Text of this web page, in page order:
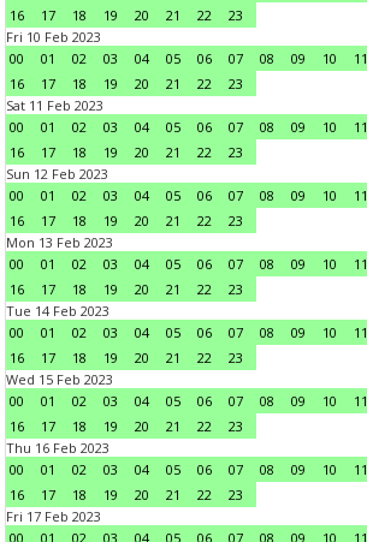
16
17 18 19 20 21 22
23
Fri 10 Feb 2023
00
01 02 03 04 05 06 07 08 09 10 11
16
17 18 19 20 21 22
23
Sat 11 Feb 2023
00
01 02 03 04 05 06 07 08 09 10 11
16
17 18 19 20 21 22
23
Sun 12 Feb 2023
00
01 02 03 04 05 06 07 08 09 10 11
16
17 18 19 20 21 22
23
Mon 13 Feb 2023
00
01 02 03 04 05 06 07 08 09 10 11
16
17 18 19 20 21 22
23
Tue 14 Feb 2023
00
01 02 03 04 05 06 07 08 09 10 11
16
17 18 19 20 21 22
23
Wed 15 Feb 2023
00
01 02 03 04 05 06 07 08 09 10 11
16
17 18 19 20 21 22
23
Thu 16 Feb 2023
00
01 02 03 04 05 06 07 08 09 10 11
16
17 18 19 20 21 22
23
Fri 17 Feb 2023
00
01 02 03 04 05 06 07 08 09 10 11